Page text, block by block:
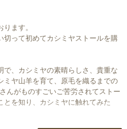
ます。
切って初めてカシミヤストールを購
で、カシミヤの素晴らしさ、貴重な
ミヤ山羊を育て、原毛を織るまでの
んがものすごいご苦労されてストー
とを知り、カシミヤに触れてみた